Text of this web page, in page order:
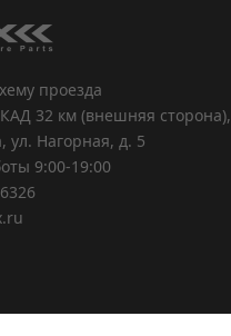
проезда
32 км (внешняя сторона),
ул. Нагорная, д. 5
9:00-19:00